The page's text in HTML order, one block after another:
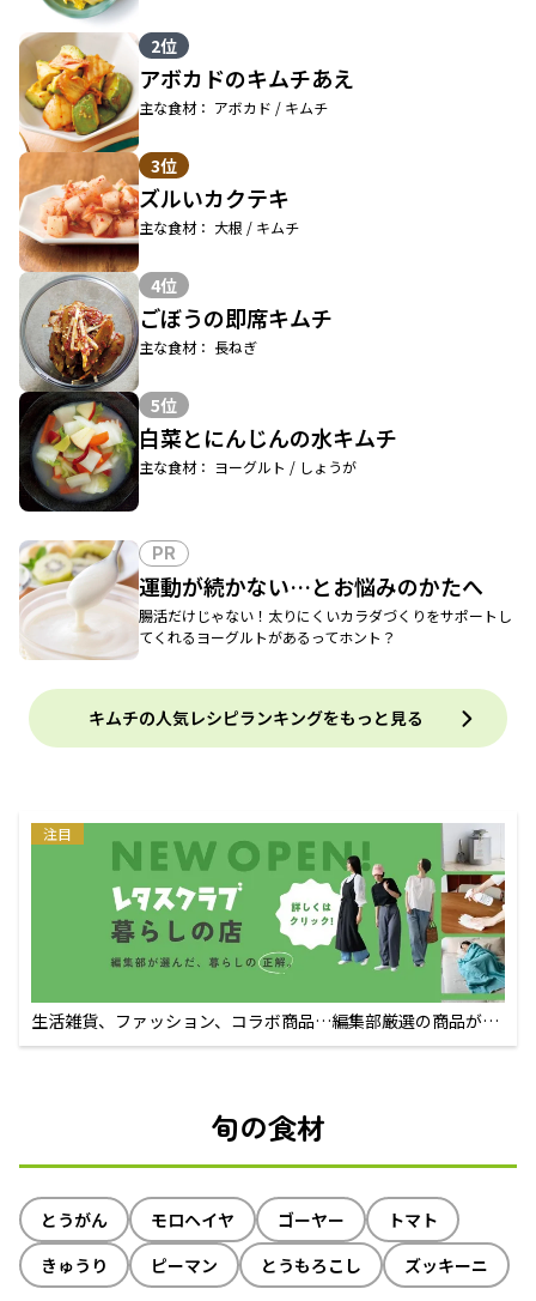
2位
アボカドのキムチあえ
主な食材： アボカド / キムチ
3位
ズルいカクテキ
主な食材： 大根 / キムチ
4位
ごぼうの即席キムチ
主な食材： 長ねぎ
5位
白菜とにんじんの水キムチ
主な食材： ヨーグルト / しょうが
PR
運動が続かない…とお悩みのかたへ
腸活だけじゃない！太りにくいカラダづくりをサポートし
てくれるヨーグルトがあるってホント？
キムチの人気レシピランキングをもっと見る
注目
生活雑貨、ファッション、コラボ商品…編集部厳選の商品が買
えるECサイト
旬の食材
とうがん モロヘイヤ ゴーヤー
トマト
きゅうり
ピーマン とうもろこし ズッキーニ